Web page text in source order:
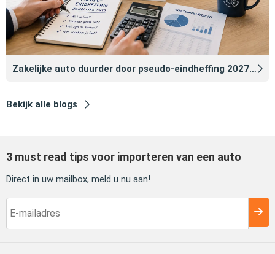
Zakelijke auto duurder door pseudo‑eindheffing 2027: zo voorkomt u dat
Bekijk alle blogs
3 must read tips voor importeren van een auto
Direct in uw mailbox, meld u nu aan!